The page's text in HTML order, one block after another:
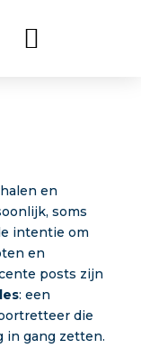
en
soms
intentie om
en
posts zijn
: een
die
in gang zetten.